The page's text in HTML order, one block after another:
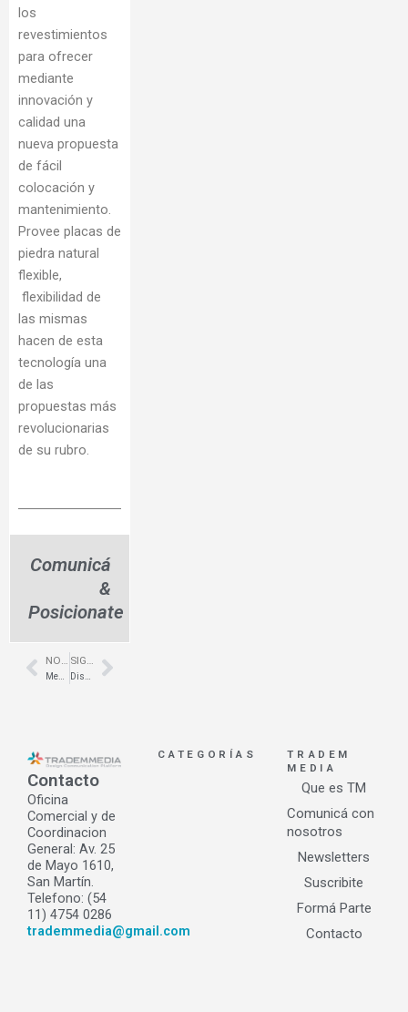
los
revestimientos
para ofrecer
mediante
innovación y
calidad una
nueva propuesta
de fácil
colocación y
mantenimiento.
Provee placas de
piedra natural
flexible,
flexibilidad de
las mismas
hacen de esta
tecnología una
de las
propuestas más
revolucionarias
de su rubro.
Comunicá
&
Posicionate
Prev Next
Contacto
Oficina
Comercial y de
Coordinacion
General: Av. 25
de Mayo 1610,
San Martín.
Telefono: (54
11) 4754 0286
trademmedia@gmail.com
CATEGORÍAS
TRADEM
MEDIA
Que es TM
Comunicá con
nosotros
Newsletters
Suscribite
Formá Parte
Contacto